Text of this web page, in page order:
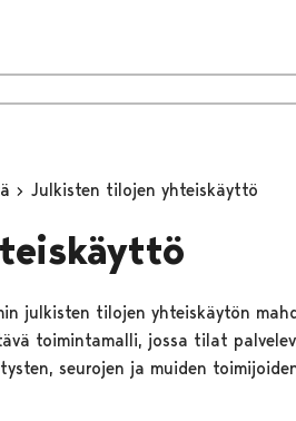
Julkisten tilojen yhteiskäyttö
julkisten tilojen yhteiskäytön
toimintamalli, jossa tilat
seurojen ja muiden